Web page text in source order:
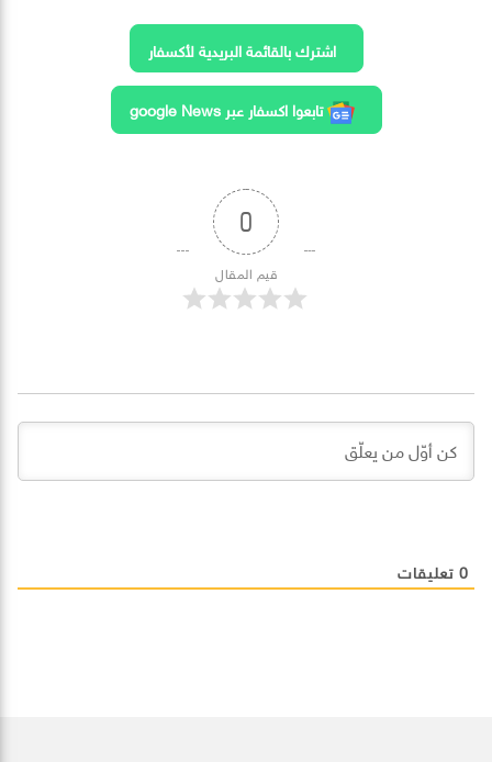
اشترك بالقائمة البريدية لأكسفار
تابعوا اكسفار عبر google News
0
قيم المقال
0 تعليقات